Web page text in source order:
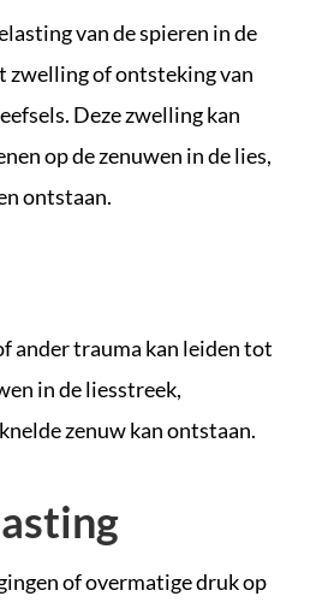
van de spieren in de
zwelling of ontsteking van
Deze zwelling kan
op de zenuwen in de lies,
ontstaan.
ander trauma kan leiden tot
in de liesstreek,
zenuw kan ontstaan.
of overmatige druk op